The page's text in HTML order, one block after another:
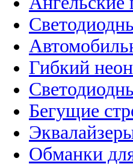
Гибкий
Бегущие
Обманки